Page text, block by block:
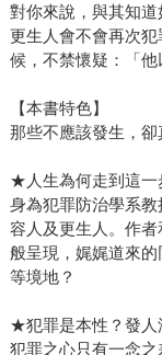
對你來說，與其知道
更生人會不會再次
候，不禁懷疑：「他
【本書特色】
那些不應該發生，卻
★人生為何走到這一
身為犯罪防治學系
容人及更生人。作
般呈現，娓娓道來
等境地？
★犯罪是本性？發人
犯罪之心只有一念